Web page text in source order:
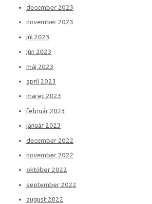
december 2023
november 2023
júl 2023
jún 2023
máj 2023
apríl 2023
marec 2023
február 2023
január 2023
december 2022
november 2022
október 2022
september 2022
august 2022